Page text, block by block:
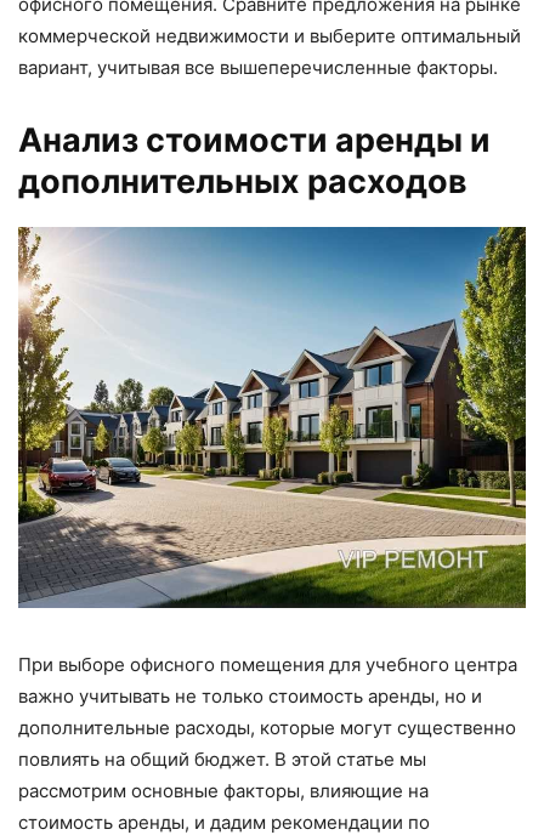
коммерческой недвижимости и выберите оптимальный
вариант, учитывая все вышеперечисленные факторы.
Анализ стоимости аренды и
дополнительных расходов
При выборе офисного помещения для учебного центра
важно учитывать не только стоимость аренды, но и
дополнительные расходы, которые могут существенно
повлиять на общий бюджет. В этой статье мы
рассмотрим основные факторы, влияющие на
стоимость аренды, и дадим рекомендации по